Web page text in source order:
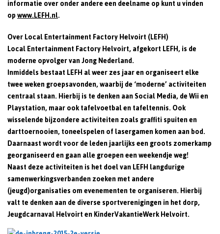
informatie over onder andere een deelname op kunt u vinden
opwww.LEFH.nl.
Over Local Entertainment Factory Helvoirt (LEFH)
Local Entertainment Factory Helvoirt, afgekort LEFH, is de
moderne opvolger van Jong Nederland.
Inmiddels bestaat LEFH al weer zes jaar en organiseert elke
twee weken groepsavonden, waarbij de ‘moderne’ activiteiten
centraal staan. Hierbij is te denken aan Social Media, de Wii en
Playstation, maar ook tafelvoetbal en tafeltennis. Ook
wisselende bijzondere activiteiten zoals graffiti spuiten en
darttoernooien, toneelspelen of lasergamen komen aan bod.
Daarnaast wordt voor de leden jaarlijks een groots zomerkamp
georganiseerd en gaan alle groepen een weekendje weg!
Naast deze activiteiten is het doel van LEFH langdurige
samenwerkingsverbanden zoeken met andere
(jeugd)organisaties om evenementen te organiseren. Hierbij
valt te denken aan de diverse sportverenigingen in het dorp,
Jeugdcarnaval Helvoirt en KinderVakantieWerk Helvoirt.